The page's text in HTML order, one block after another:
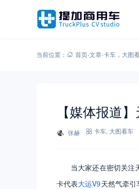
当前位置： 首页-文章-卡车 ， 大图
【媒体报道
张赫 卡车 大图看车
当大家还在密切关注
卡代表大运V9天然气牵